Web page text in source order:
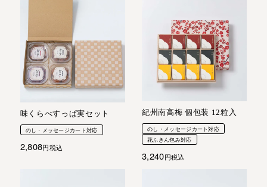
味くらべすっぱ実セット
のし・メッセージカート対応
2,808 税込
紀州南高梅 個包装 12粒入
のし・メッセージカート対応
花ふきん包み対応
3,240 税込